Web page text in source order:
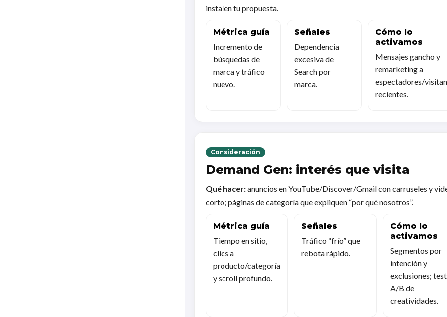
instalen tu propuesta.
Métrica guía
Incremento de
búsquedas de
marca y tráfico
nuevo.
Señales
Dependencia
excesiva de
Search por
marca.
Cómo lo
activamos
Mensajes gancho y
remarketing a
espectadores/
recientes.
Consideración
Demand Gen: interés que visita
Qué hacer:anuncios en YouTube/Discover/Gmail con carruseles y
corto; páginas de categoría que expliquen “por qué nosotros”.
Métrica guía
Tiempo en sitio,
clics a
producto/categoría
y scroll profundo.
Señales
Tráfico “frío” que
rebota rápido.
Cómo lo
activamos
Segmentos por
intención y
exclusiones; test
A/B de
creatividades.